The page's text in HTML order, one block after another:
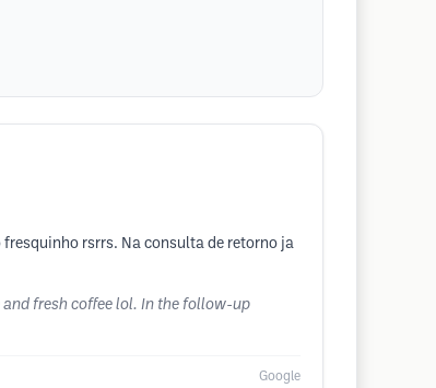
rsrrs. Na consulta de retorno ja
fresh coffee lol. In the follow-up
Google